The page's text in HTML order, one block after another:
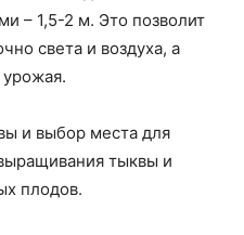
– 1,5-2 м. Это позволит
света и воздуха, а
и выбор места для
тыквы и
плодов.